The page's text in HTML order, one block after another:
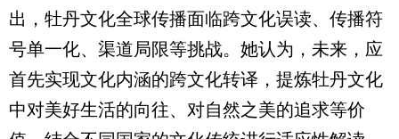
出，牡丹文化全球传播面临跨文化误读、传播符
号单一化、渠道局限等挑战。她认为，未来，应
首先实现文化内涵的跨文化转译，提炼牡丹文化
中对美好生活的向往、对自然之美的追求等价